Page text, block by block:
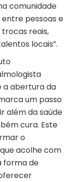
comunidade
pessoas e
reais,
locais”.
a abertura da
um passo
além da saúde
cura. Este
o
acolhe com
forma de